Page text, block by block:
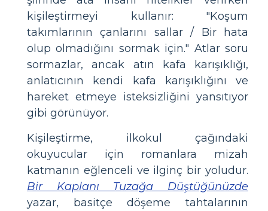
kişileştirmeyi kullanır: "Koşum
takımlarının çanlarını sallar / Bir hata
olup olmadığını sormak için." Atlar soru
sormazlar, ancak atın kafa karışıklığı,
anlatıcının kendi kafa karışıklığını ve
hareket etmeye isteksizliğini yansıtıyor
gibi görünüyor.
Kişileştirme, ilkokul çağındaki
okuyucular için romanlara mizah
katmanın eğlenceli ve ilginç bir yoludur.
Bir Kaplanı Tuzağa Düştüğünüzde
yazar, basitçe döşeme tahtalarının